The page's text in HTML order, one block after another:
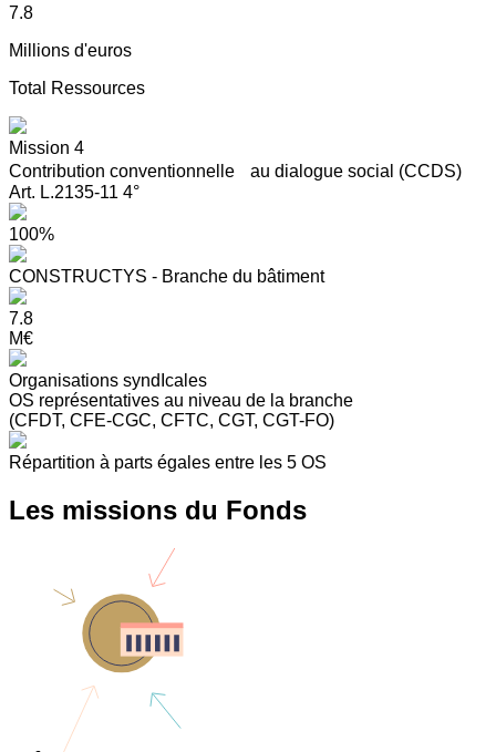
7.8
Millions d'euros
Total Ressources
Mission 4
Contribution conventionnelle au dialogue social (CCDS)
Art. L.2135-11 4°
100%
CONSTRUCTYS - Branche du bâtiment
7.8
M€
Organisations syndIcales
OS représentatives au niveau de la branche
(CFDT, CFE-CGC, CFTC, CGT, CGT-FO)
Répartition à parts égales entre les 5 OS
Les missions du Fonds